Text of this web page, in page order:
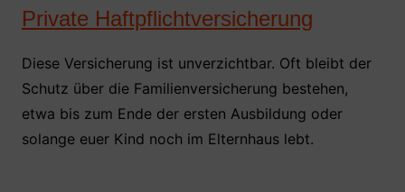
Private Haftpflichtversicherung
Diese Versicherung ist unverzichtbar. Oft bleibt der
Schutz über die Familienversicherung bestehen,
etwa bis zum Ende der ersten Ausbildung oder
solange euer Kind noch im Elternhaus lebt.